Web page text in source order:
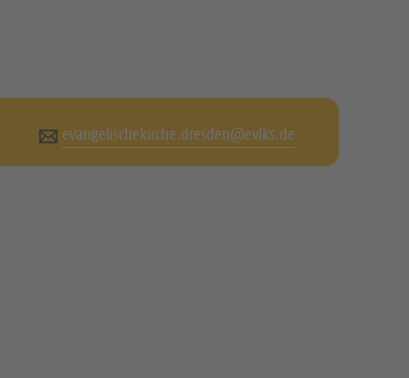
evangelischekirche.dresden@evlks.de